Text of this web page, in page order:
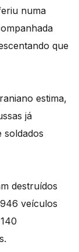
numa
que
estima,
já
soldados
destruídos
veículos